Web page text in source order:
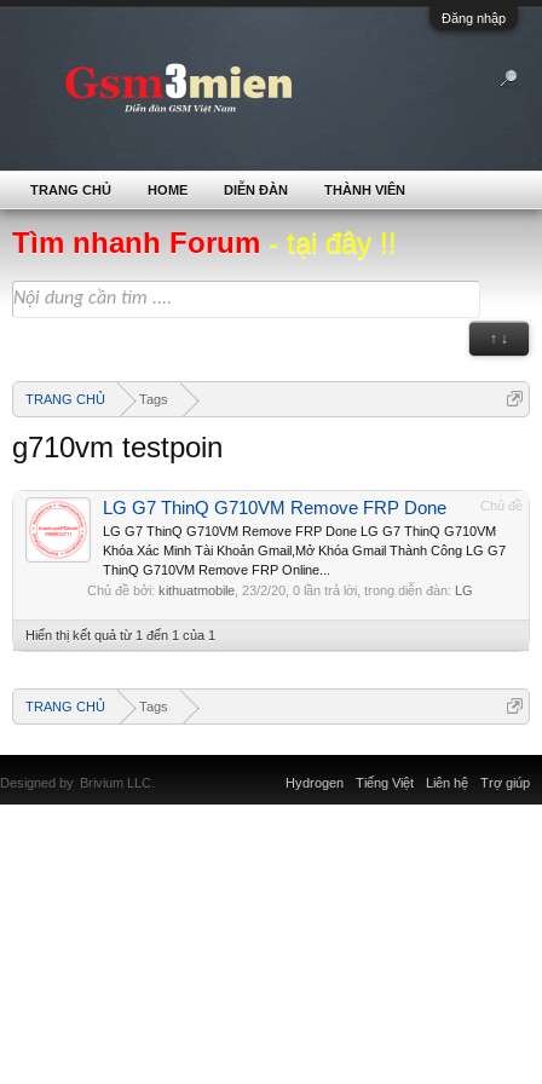
Đăng nhập
Tìm nhanh Forum - tại đây !!
↑ ↓
TRANG CHỦ Tags
g710vm testpoin
Chủ đề
LG G7 ThinQ G710VM Remove FRP Done
LG G7 ThinQ G710VM Remove FRP Done LG G7 ThinQ G710VM
Khóa Xác Minh Tài Khoản Gmail,Mở Khóa Gmail Thành Công LG G7
ThinQ G710VM Remove FRP Online...
Chủ đề bởi: kithuatmobile 23/2/20 , 0 lần trả lời, trong diễn đàn: LG
Hiển thị kết quả từ 1 đến 1 của 1
TRANG CHỦ Tags
TRANG CHỦ HOME DIỄN ĐÀN THÀNH VIÊN
Liên hệ Trợ giúp
Hydrogen Tiếng Việt
Designed by Brivium LLC.